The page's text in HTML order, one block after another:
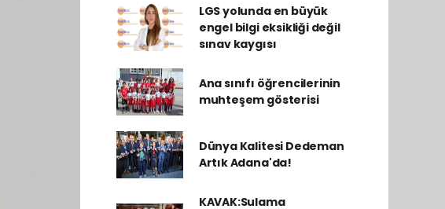
LGS yolunda en büyük
engel bilgi eksikliği değil
sınav kaygısı
Ana sınıfı öğrencilerinin
muhteşem gösterisi
Dünya Kalitesi Dedeman
Artık Adana'da!
KAVAK:Sulama